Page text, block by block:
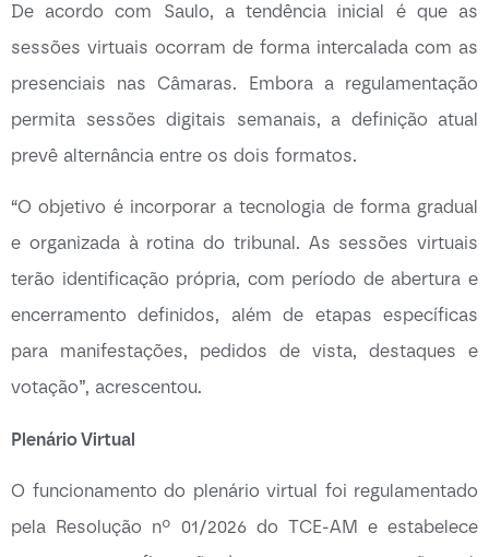
De acordo com Saulo, a tendência inicial é que as
sessões virtuais ocorram de forma intercalada com as
presenciais nas Câmaras. Embora a regulamentação
permita sessões digitais semanais, a definição atual
prevê alternância entre os dois formatos.
“O objetivo é incorporar a tecnologia de forma gradual
e organizada à rotina do tribunal. As sessões virtuais
terão identificação própria, com período de abertura e
encerramento definidos, além de etapas específicas
para manifestações, pedidos de vista, destaques e
votação”, acrescentou.
Plenário Virtual
O funcionamento do plenário virtual foi regulamentado
pela Resolução nº 01/2026 do TCE-AM e estabelece